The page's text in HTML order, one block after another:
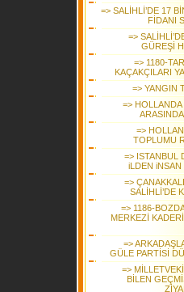
=> SALİHLİ’DE 17
FİDANI
=>
GÜREŞİ
=> 1180-
KAÇAKÇILARI
=> YANGIN
=>
=>
TOPLUMU
=> ISTANBUL
iLDEN iNSAN
=>
SALİHLİ’DE
=> 1186-
MERKEZİ
=>
GÜLE PARTİSİ
=>
BİLEN